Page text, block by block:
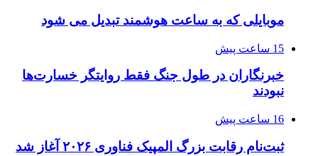
موبایلی که به ساعت هوشمند تبدیل می شود
15 ساعت پیش
خبرنگاران در طول جنگ فقط روایتگر خسارت‌ها
نبودند
16 ساعت پیش
ثبت‌نام رقابت بزرگ المپیک فناوری ۲۰۲۶ آغاز شد